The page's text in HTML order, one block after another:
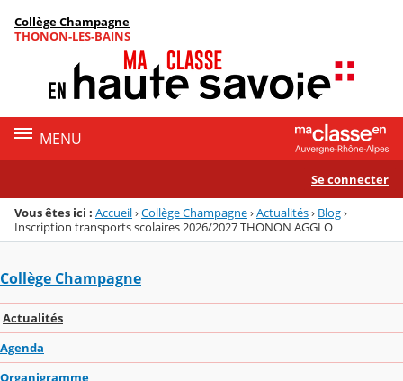
Menu de la rubrique
Contenu
Collège Champagne
THONON-LES-BAINS
MENU
Se connecter
Vous êtes ici : Accueil›Collège Champagne›Actualités› Blog›
Inscription transports scolaires 2026/2027 THONON AGGLO
Collège Champagne
Actualités
Agenda
Organigramme